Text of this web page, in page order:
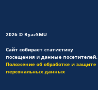
2026 © RyazSMU
Сайт собирает статистику
посещения и данные посетителей.
Положение об обработке и защите
персональных данных